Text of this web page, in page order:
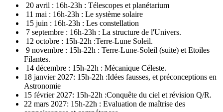
20 avril : 16h-23h : Télescopes et planétarium
11 mai : 16h-23h : Le système solaire
15 juin : 16h-23h : Les constellation
7 septembre : 16h-23h : La structure de l'Univers.
12 octobre : 15h-22h :Terre-Lune Soleil.
9 novembre : 15h-22h : Terre-Lune-Soleil (suite) et Etoiles
Filantes.
14 décembre : 15h-22h : Mécanique Céleste.
18 janvier 2027: 15h-22h :Idées fausses, et préconceptions en
Astronomie
15 février 2027: 15h-22h :Conquête du ciel et révision Q/R.
22 mars 2027: 15h-22h : Evaluation de maîtrise des